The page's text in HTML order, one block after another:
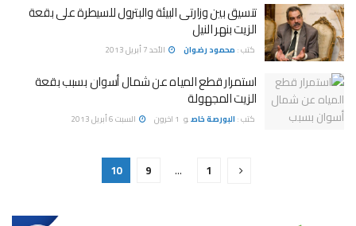
تنسيق بين وزارتى البيئة والبترول للسيطرة على بقعة
الزيت بنهر النيل
كتب : محمود رضوان الأحد 7 أبريل 2013
استمرار قطع المياه عن شمال أسوان بسبب بقعة
الزيت المجهولة
كتب : البورصة خاصو 1 اخرون السبت 6 أبريل 2013
1
…
9
10